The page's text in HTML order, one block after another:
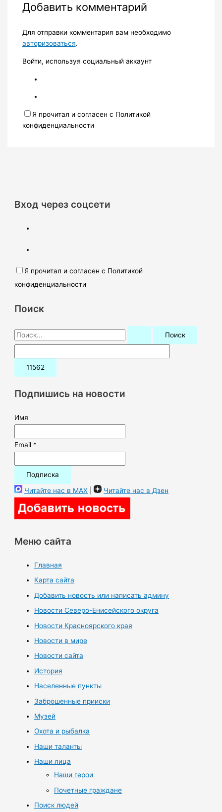
Добавить комментарий
Для отправки комментария вам необходимо
авторизоваться.
Войти, используя социальный аккаунт
Я прочитал и согласен с Политикой
конфиденциальности
Вход через соцсети
Я прочитал и согласен с Политикой
конфиденциальности
Поиск
П
о
и
:Подпишись на новости
Имя
Email *
Читайте нас в MAX | Читайте нас в Дзен
Меню сайта
Главная
Карта сайта
Добавить новость или написать админу
Новости Северо-Енисейского округа
Новости Красноярского края
Новости в мире
Новости сайта
История
Населенные пункты
Заброшенные прииски
Музей
Охота и рыбалка
Наши таланты
Наши лица
Наши герои
Почетные граждане
Поиск людей